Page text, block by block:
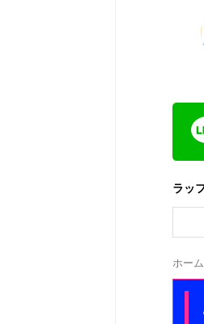
ラッ
ホーム